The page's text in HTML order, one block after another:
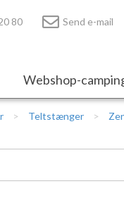
80 Send e-mail
Webshop-
Teltstænger